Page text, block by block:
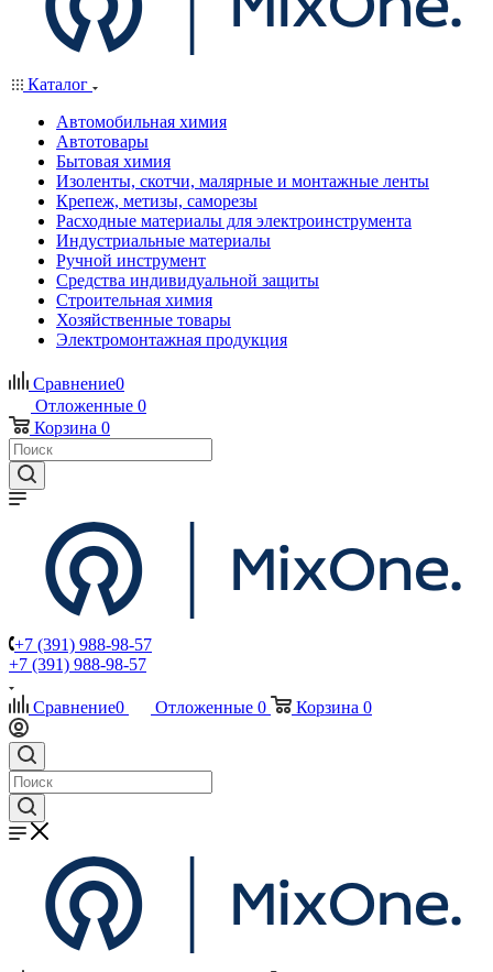
Каталог
Автомобильная химия
Автотовары
Бытовая химия
Изоленты, скотчи, малярные и монтажные ленты
Крепеж, метизы, саморезы
Расходные материалы для электроинструмента
Индустриальные материалы
Ручной инструмент
Средства индивидуальной защиты
Строительная химия
Хозяйственные товары
Электромонтажная продукция
Сравнение0
Отложенные 0
Корзина 0
+7 (391) 988-98-57
+7 (391) 988-98-57
Сравнение0 Отложенные 0 Корзина 0